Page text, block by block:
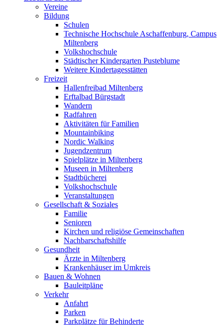
Vereine
Bildung
Schulen
Technische Hochschule Aschaffenburg, Campus
Miltenberg
Volkshochschule
Städtischer Kindergarten Pusteblume
Weitere Kindertagesstätten
Freizeit
Hallenfreibad Miltenberg
Erftalbad Bürgstadt
Wandern
Radfahren
Aktivitäten für Familien
Mountainbiking
Nordic Walking
Jugendzentrum
Spielplätze in Miltenberg
Museen in Miltenberg
Stadtbücherei
Volkshochschule
Veranstaltungen
Gesellschaft & Soziales
Familie
Senioren
Kirchen und religiöse Gemeinschaften
Nachbarschaftshilfe
Gesundheit
Ärzte in Miltenberg
Krankenhäuser im Umkreis
Bauen & Wohnen
Bauleitpläne
Verkehr
Anfahrt
Parken
Parkplätze für Behinderte